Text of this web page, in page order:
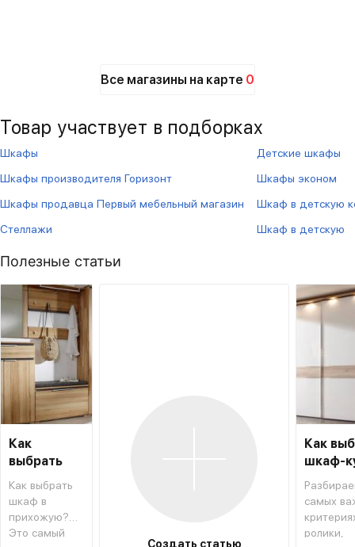
Все магазины на карте 0
Товар участвует в подборках
Шкафы
Шкафы производителя Горизонт
Шкафы продавца Первый мебельный магазин
Стеллажи
Детские шкафы
Шкафы эконом
Шкаф в детскую
Шкаф в детскую
Полезные статьи
Как
выбрать
шкаф в
прихожую
Как выбрать
шкаф в
прихожую?
Это самый
Создать статью
Как
шкаф-
самых
ролики,